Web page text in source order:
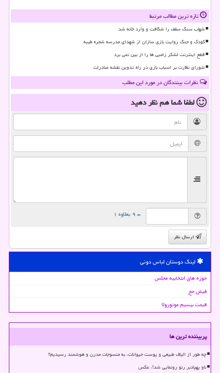
تازه ترین مطالب مرتبط
شهاب سنگ سقف را شکافت و وارد خانه شد
کودک و جنگ روایت بازی سازان از شهدای مدرسه شجره طیبه
قطع اینترنت لشکر زامبی ها را از بین نمی برد
شورای نظارت بر اسباب بازی در راه تدوین نقشه صادرات
نظرات بینندگان در مورد این مطلب
لطفا شما همنظر دهید
= ۹ بعلاوه ۱
ارسال نظر
لینک دوستان لباس دونی
حوزه های انتخابیه مجلس
فیش حج
قیمت بیسیم موتورولا
پربیننده ترین ها
چه طور از الیاف طبیعی و پوست حیوانات، به منسوجات مدرن و هوشمند رسیدیم؟
ناو پهپادبر رنو رونمایی شد!، عکس